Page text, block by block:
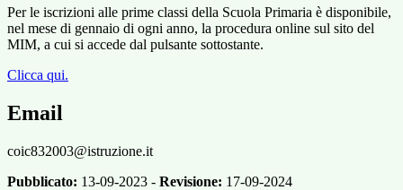
Per le iscrizioni alle prime classi della Scuola Primaria è disponibile,
nel mese di gennaio di ogni anno, la procedura online sul sito del
MIM, a cui si accede dal pulsante sottostante.
Clicca qui.
Email
coic832003@istruzione.it
Pubblicato: 13-09-2023 - Revisione: 17-09-2024